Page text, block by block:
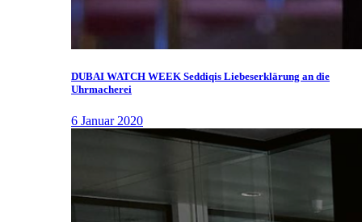
DUBAI WATCH WEEK Seddiqis Liebeserklärung an die
Uhrmacherei
6 Januar 2020